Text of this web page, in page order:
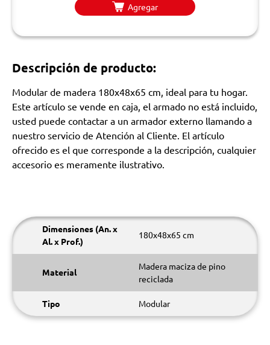
Agregar
Descripción de producto:
Modular de madera 180x48x65 cm, ideal para tu hogar.
Este artículo se vende en caja, el armado no está incluido,
usted puede contactar a un armador externo llamando a
nuestro servicio de Atención al Cliente. El artículo
ofrecido es el que corresponde a la descripción, cualquier
accesorio es meramente ilustrativo.
Dimensiones (An. x
Al. x Prof.)
180x48x65 cm
Material
Madera maciza de pino
reciclada
Tipo Modular